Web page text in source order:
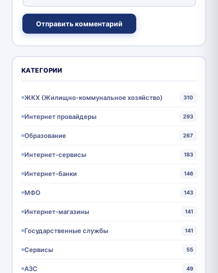
Отправить комментарий
КАТЕГОРИИ
ЖКХ (Жилищно-коммунальное хозяйство) 310
Интернет провайдеры 293
Образование 267
Интернет-сервисы 183
Интернет-банки 146
МФО 143
Интернет-магазины 141
Государственные службы 141
Сервисы 55
АЗС 49